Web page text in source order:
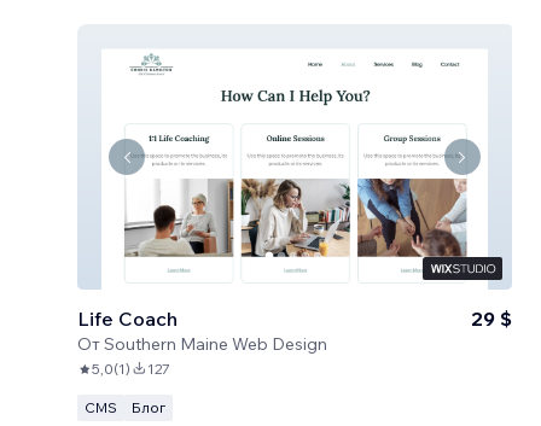
Life Coach
ОтSouthern Maine Web Design
29 $
5,0(1) 127
CMS Блог